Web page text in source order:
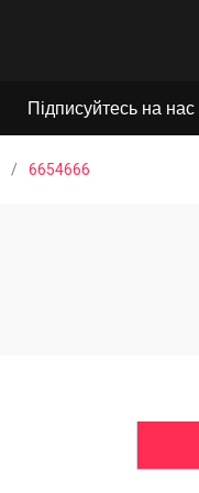
Підписуйтесь на
/ 6654666